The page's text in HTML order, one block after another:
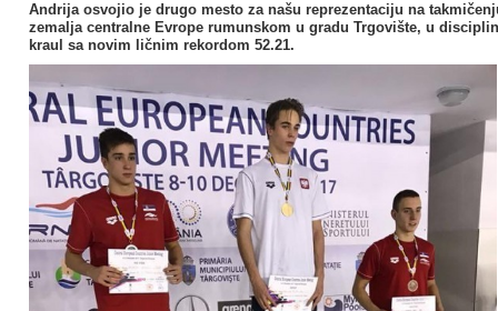
Andrija osvojio je drugo mesto za našu reprezentaciju na
zemalja centralne Evrope rumunskom u gradu Trgovište, u
kraul sa novim ličnim rekordom 52.21.